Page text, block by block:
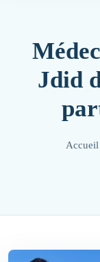
Jdid
Accueil